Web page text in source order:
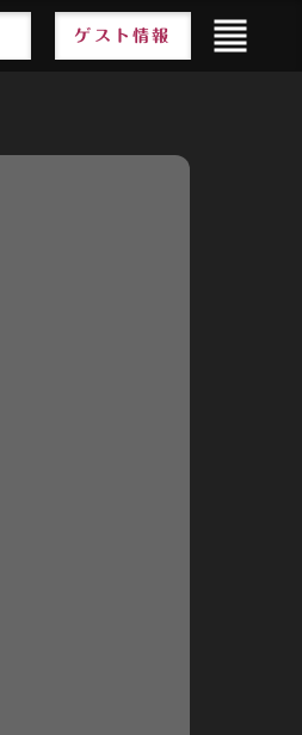
ゲスト情報 format_align_justify